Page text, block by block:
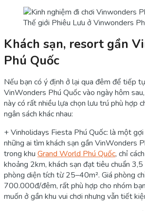
Thế giới Phiêu Lưu ở Vinwonders
Khách sạn, resort gần
Phú Quốc
Nếu bạn có ý định ở lại qua đêm để tiếp
VinWonders Phú Quốc vào ngày hôm
này có rất nhiều lựa chọn lưu trú phù hợp
ngân sách khác nhau:
+ Vinholidays Fiesta Phú Quốc: là một
những ai tìm khách sạn gần VinWonders
trong khu Grand World Phú Quốc, chỉ
khoảng 2km, khách sạn đạt tiêu chuẩn
phòng diện tích từ 25–40m². Giá phòng
700.000đ/đêm, rất phù hợp cho nhóm
muốn ở gần khu vui chơi nhưng vẫn tiết